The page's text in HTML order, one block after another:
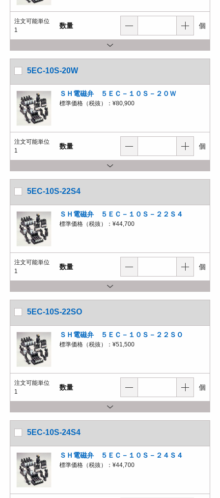
注文可能単位
1
数量 個
5EC-10S-20W
ＳＨ電磁弁 ５ＥＣ－１０Ｓ－２０Ｗ
標準価格（税抜）： ¥80,900
注文可能単位
1
数量 個
5EC-10S-22S4
ＳＨ電磁弁 ５ＥＣ－１０Ｓ－２２Ｓ４
標準価格（税抜）： ¥44,700
注文可能単位
1
数量 個
5EC-10S-22SO
ＳＨ電磁弁 ５ＥＣ－１０Ｓ－２２ＳＯ
標準価格（税抜）： ¥51,500
注文可能単位
1
数量 個
5EC-10S-24S4
ＳＨ電磁弁 ５ＥＣ－１０Ｓ－２４Ｓ４
標準価格（税抜）： ¥44,700